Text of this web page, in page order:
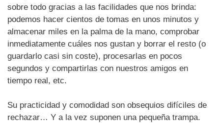
sobre todo gracias a las facilidades que nos brinda:
podemos hacer cientos de tomas en unos minutos y
almacenar miles en la palma de la mano, comprobar
inmediatamente cuáles nos gustan y borrar el resto (o
guardarlo casi sin coste), procesarlas en pocos
segundos y compartirlas con nuestros amigos en
tiempo real, etc.
Su practicidad y comodidad son obsequios difíciles de
rechazar… Y a la vez suponen una pequeña trampa.